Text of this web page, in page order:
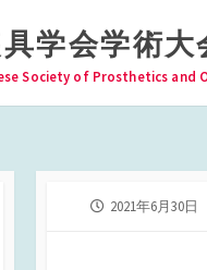
学会学術大
Society of Prosthetics and
公
2021年6月30日